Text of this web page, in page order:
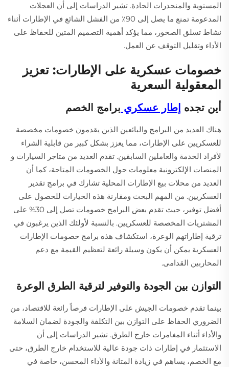
المستوية والمنحدرات الحادة. تشير الدراسات إلى أن العجلات
المدعومة تمنع ما يصل إلى 90٪ من الفشل الشائع في الإطارات أثناء
نشاط تسلق الصخور، مما يؤكد أهمية التصميم المتين للحفاظ على
الأداء وتقليل التوقف عن العمل.
خصومات عسكرية على الإطارات: تعزيز
المعقولية السعرية
أين تجده إطار عسكري برامج الخصم
هناك العديد من البرامج والبائعين الذين يقدمون خصومات مخصصة
للعسكريين على الإطارات، مما يعزز بشكل كبير من قابلية الشراء
لأفراد الخدمة والعاملين السابقين. تقدم العديد من متاجر السيارات و
المنصات الإلكترونية معلومات حول الخصومات المتاحة، كما أن
العديد من محلات بيع الإطارات المحلية تشارك في برامج تقدير
العسكريين. من المهم البحث ومقارنة هذه الخيارات للحصول على
أفضل توفير، حيث تقدم بعض البرامج خصومات تصل إلى 30% على
المشتريات المخصصة للعسكريين. بالنسبة لأولئك الذين يرغبون في
ترقية إطاراتهم الوعرة، استكشاف هذه برامج خصومات الإطارات
العسكرية يمكن أن يكون وسيلة رائعة لتعظيم القيمة مع دعم
المحاربين القدامى.
التوازن بين الجودة والتوفير لترقية الطرق الوعرة
بينما تقدم خصومات الجيش على الإطارات فرصاً رائعة للاقتصاد، من
الضروري الحفاظ على التوازن بين التكلفة والجودة لضمان السلامة
والأداء أثناء المغامرات خارج الطرق. تشير الدراسات إلى أن
الاستثمار في إطارات ذات جودة عالية للاستخدام خارج الطرق، حتى
مع الخصم، يساهم في زيادة المتانة والأداء المحسن، خاصة في